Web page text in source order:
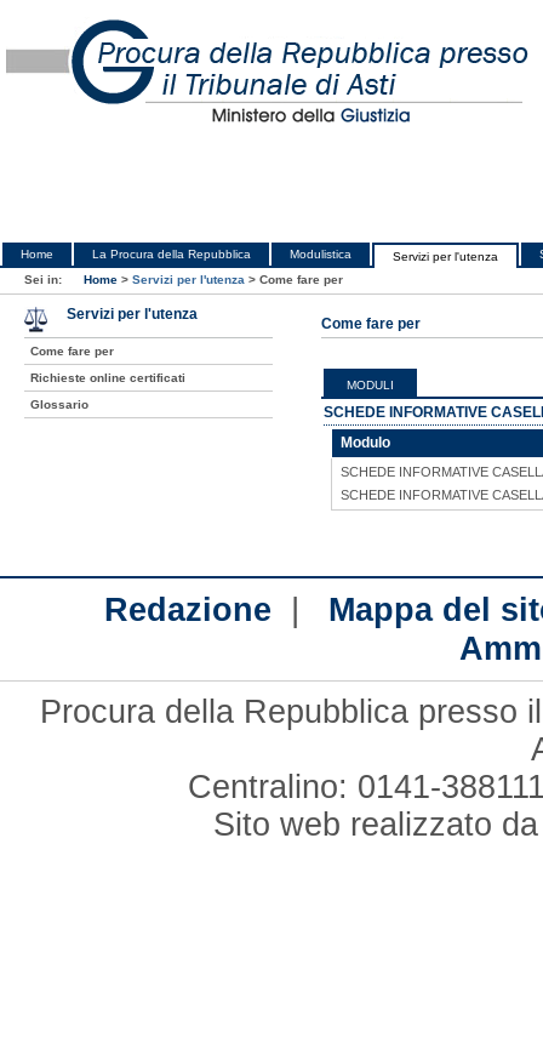
Home La Procura della Repubblica Modulistica Servizi per l'utenza
Sei in:
Home > Servizi per l'utenza > Come fare per
Come fare per
MODULI
SCHEDE INFORMATIVE
Modulo
SCHEDE INFORMATIVE
SCHEDE INFORMATIVE
Servizi per l'utenza
Come fare per
Richieste online certificati
Glossario
Redazione
Mappa del
Procura della Repubblica presso
Centralino: 0141-
Sito web realizzato